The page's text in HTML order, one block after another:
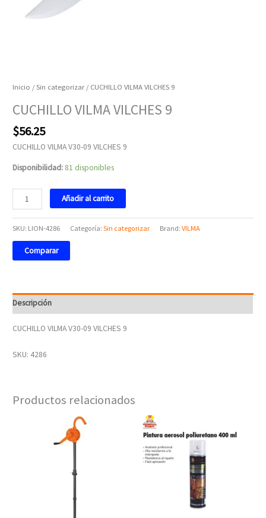
Inicio /Sin categorizar / CUCHILLO VILMA VILCHES 9
CUCHILLO VILMA VILCHES 9
$56.25
CUCHILLO VILMA V30-09 VILCHES 9
Disponibilidad: 81 disponibles
Añadir al carrito
SKU: LION-4286 Categoría:Sin categorizar Brand:VILMA
Comparar
Descripción
CUCHILLO VILMA V30-09 VILCHES 9
SKU: 4286
Productos relacionados